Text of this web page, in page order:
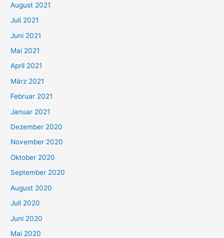
n
a
c
h
:
August 2021
Juli 2021
Juni 2021
Mai 2021
April 2021
März 2021
Februar 2021
Januar 2021
Dezember 2020
November 2020
Oktober 2020
September 2020
August 2020
Juli 2020
Juni 2020
Mai 2020